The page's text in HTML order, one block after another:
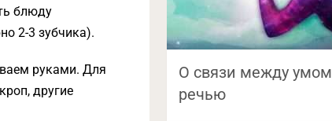
блюду
2-3 зубчика).
руками. Для
другие
О связи между
речью